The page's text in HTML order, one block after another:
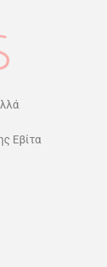
Εβίτα